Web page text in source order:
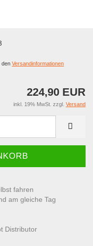
den Versandinformationen
224,90 EUR
inkl. 19% MwSt. zzgl. Versand
fahren
am gleiche Tag
Distributor